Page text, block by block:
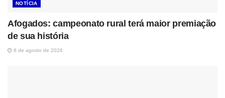
NOTÍCIA
Afogados: campeonato rural terá maior premiação
de sua história
8 de agosto de 2026